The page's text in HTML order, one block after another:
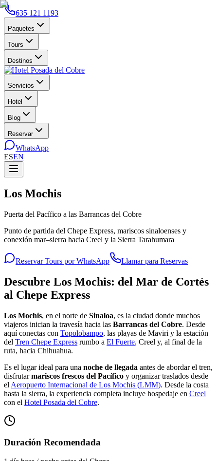
635 121 1193
Paquetes
Tours
Destinos
Servicios
Hotel
Blog
Reservar
WhatsApp
ESEN
Los Mochis
Puerta del Pacífico a las Barrancas del Cobre
Punto de partida del Chepe Express, mariscos sinaloenses y
conexión mar–sierra hacia Creel y la Sierra Tarahumara
Reservar Tours por WhatsApp Llamar para Reservas
Descubre Los Mochis: del Mar de Cortés
al Chepe Express
Los Mochis, en el norte de Sinaloa, es la ciudad donde muchos
viajeros inician la travesía hacia las Barrancas del Cobre. Desde
aquí conectas con Topolobampo, las playas de Maviri y la estación
del Tren Chepe Express rumbo a El Fuerte, Creel y, al final de la
ruta, hacia Chihuahua.
Es el lugar ideal para una noche de llegada antes de abordar el tren,
disfrutarmariscos frescos del Pacífico y organizar traslados desde
el Aeropuerto Internacional de Los Mochis (LMM). Desde la costa
hasta la sierra, la experiencia completa incluye hospedaje en Creel
con el Hotel Posada del Cobre.
Duración Recomendada